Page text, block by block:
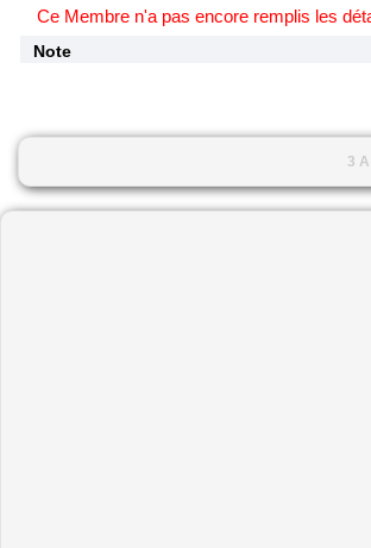
Ce Membre n'a pas encore remplis les
Note
3